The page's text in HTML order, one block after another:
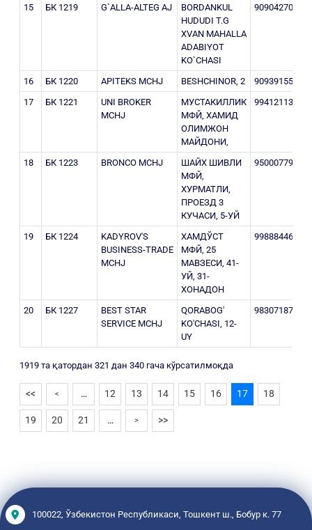
15 БК 1219 G`ALLA-ALTEG AJ
BORDANKUL
HUDUDI T.G
XVAN MAHALLA
ADABIYOT
KO`CHASI
909042701
16 БК 1220 APITEKS MCHJ BESHCHINOR, 2 909391558
17
БК 1221
UNI BROKER
MCHJ
МУСТАКИЛЛИК
МФЙ, ХАМИД
ОЛИМЖОН
МАЙДОНИ,
994121133
18 БК 1223 BRONCO MCHJ
ШАЙХ ШИВЛИ
МФЙ,
ХУРМАТЛИ,
ПРОЕЗД 3
КУЧАСИ, 5-УЙ
950007799
19 БК 1224
KADYROV'S
BUSINESS-TRADE
MCHJ
ХАМДЎСТ
МФЙ, 25
МАВЗЕСИ, 41-
УЙ, 31-
ХОНАДОН
998884467
20 БК 1227
BEST STAR
SERVICE MCHJ
QORABOG'
KO'CHASI, 12-
UY
983071874
1919 та қатордан 321 дан 340 гача кўрсатилмоқда
<< < … 12 13 14 15 16 17 18
19 20 21 … > >>
100022, Ўзбекистон Республикаси, Тошкент ш., Бобур к. 77